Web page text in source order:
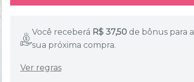
Você receberá R$37,50 de bônus para a
sua próxima compra.
Ver regras